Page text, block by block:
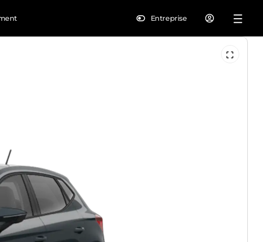
Entreprise